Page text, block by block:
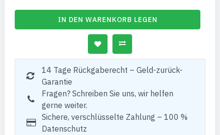
IN DEN WARENKORB LEGEN
14 Tage Rückgaberecht – Geld-zurück-
Garantie
Fragen? Schreiben Sie uns, wir helfen
gerne weiter.
Sichere, verschlüsselte Zahlung – 100 %
Datenschutz